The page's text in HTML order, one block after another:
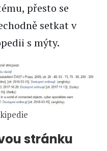
přesto se
setkat v
s mýty.
stránku